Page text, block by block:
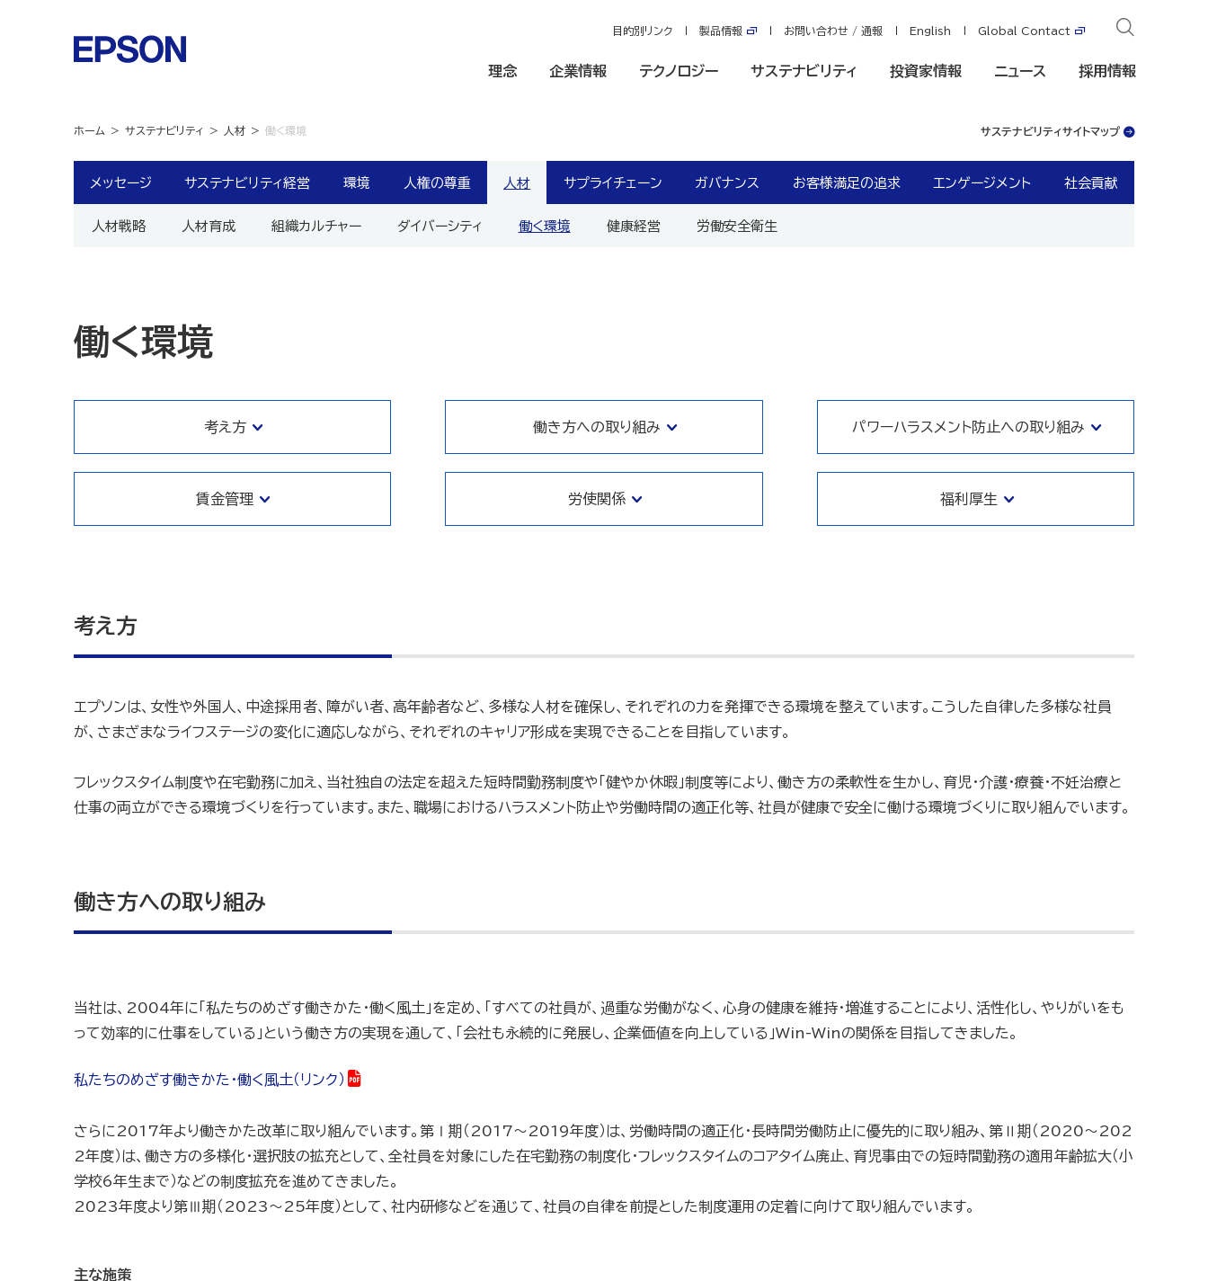
目的別リンク 製品情報 お問い合わせ / 通報 English Global Contact
理念 企業情報 テクノロジー サステナビリティ 投資家情報 ニュース 採用情報
サステナビリティサイトマップ
ホーム サステナビリティ 人材 働く環境
メッセージ サステナビリティ経営 環境 人権の尊重 人材
人材戦略 人材育成 組織カルチャー ダイバーシティ 働く環境 健康経営 労働安全衛生
サプライチェーン ガバナンス お客様満足の追求 エンゲージメント 社会貢献
働く環境
考え方 働き方への取り組み パワーハラスメント防止への取り組み
賃金管理 労使関係 福利厚生
考え方
エプソンは、女性や外国人、中途採用者、障がい者、高年齢者など、多様な人材を確保し、それぞれの力を発揮できる環境を整えています。こうした自律した多様な社員
が、さまざまなライフステージの変化に適応しながら、それぞれのキャリア形成を実現できることを目指しています。
フレックスタイム制度や在宅勤務に加え、当社独自の法定を超えた短時間勤務制度や「健やか休暇」制度等により、働き方の柔軟性を生かし、育児・介護・療養・不妊治療と
仕事の両立ができる環境づくりを行っています。また、職場におけるハラスメント防止や労働時間の適正化等、社員が健康で安全に働ける環境づくりに取り組んでいます。
働き方への取り組み
当社は、2004年に「私たちのめざす働きかた・働く風土」を定め、「すべての社員が、過重な労働がなく、心身の健康を維持・増進することにより、活性化し、やりがいをも
って効率的に仕事をしている」という働き方の実現を通して、「会社も永続的に発展し、企業価値を向上している」Win-Winの関係を目指してきました。
私たちのめざす働きかた・働く風土（リンク）
さらに2017年より働きかた改革に取り組んでいます。第Ⅰ期（2017～2019年度）は、労働時間の適正化・長時間労働防止に優先的に取り組み、第Ⅱ期（2020～202
2年度）は、働き方の多様化・選択肢の拡充として、全社員を対象にした在宅勤務の制度化・フレックスタイムのコアタイム廃止、育児事由での短時間勤務の適用年齢拡大（小
学校6年生まで）などの制度拡充を進めてきました。
2023年度より第Ⅲ期（2023～25年度）として、社内研修などを通じて、社員の自律を前提とした制度運用の定着に向けて取り組んでいます。
主な施策